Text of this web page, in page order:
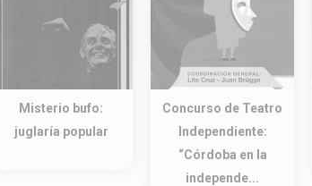
Misterio bufo:
juglaría popular
Concurso de Teatro
Independiente:
“Córdoba en la
independe...